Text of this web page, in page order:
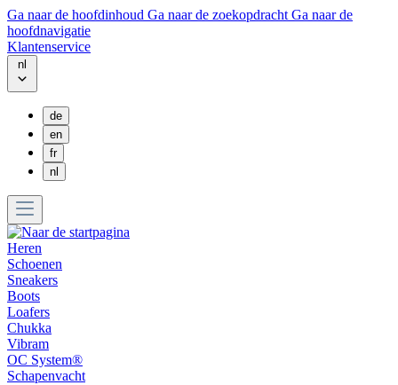
Ga naar de hoofdinhoud Ga naar de zoekopdracht Ga naar de
hoofdnavigatie
Klantenservice
nl
de
en
fr
nl
Heren
Schoenen
Sneakers
Boots
Loafers
Chukka
Vibram
OC System®
Schapenvacht